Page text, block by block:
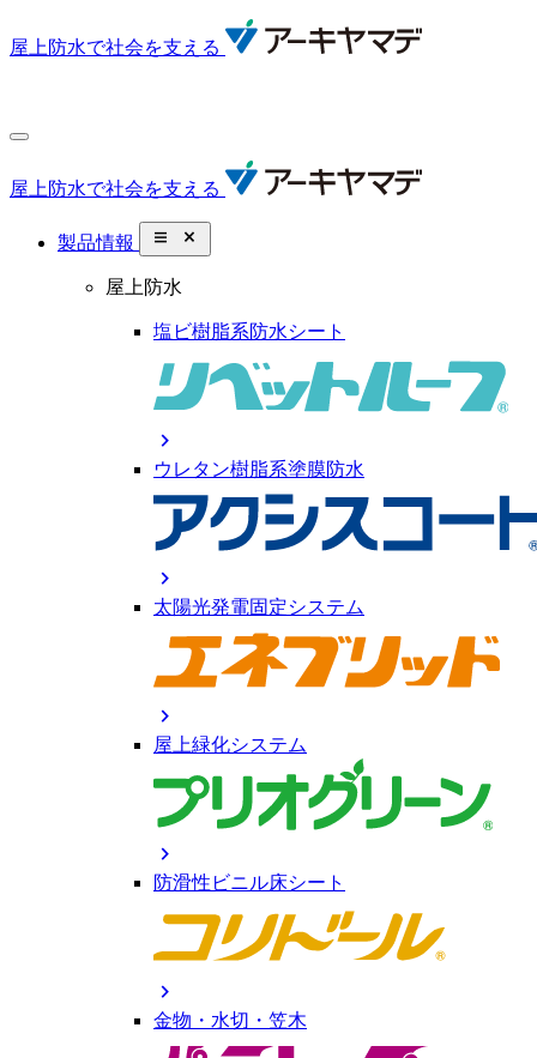
屋上防水で社会を支える
屋上防水で社会を支える
製品情報 close_small
屋上防水
塩ビ樹脂系防水シート
chevron_right
ウレタン樹脂系塗膜防水
chevron_right
太陽光発電固定システム
chevron_right
屋上緑化システム
chevron_right
防滑性ビニル床シート
chevron_right
金物・水切・笠木